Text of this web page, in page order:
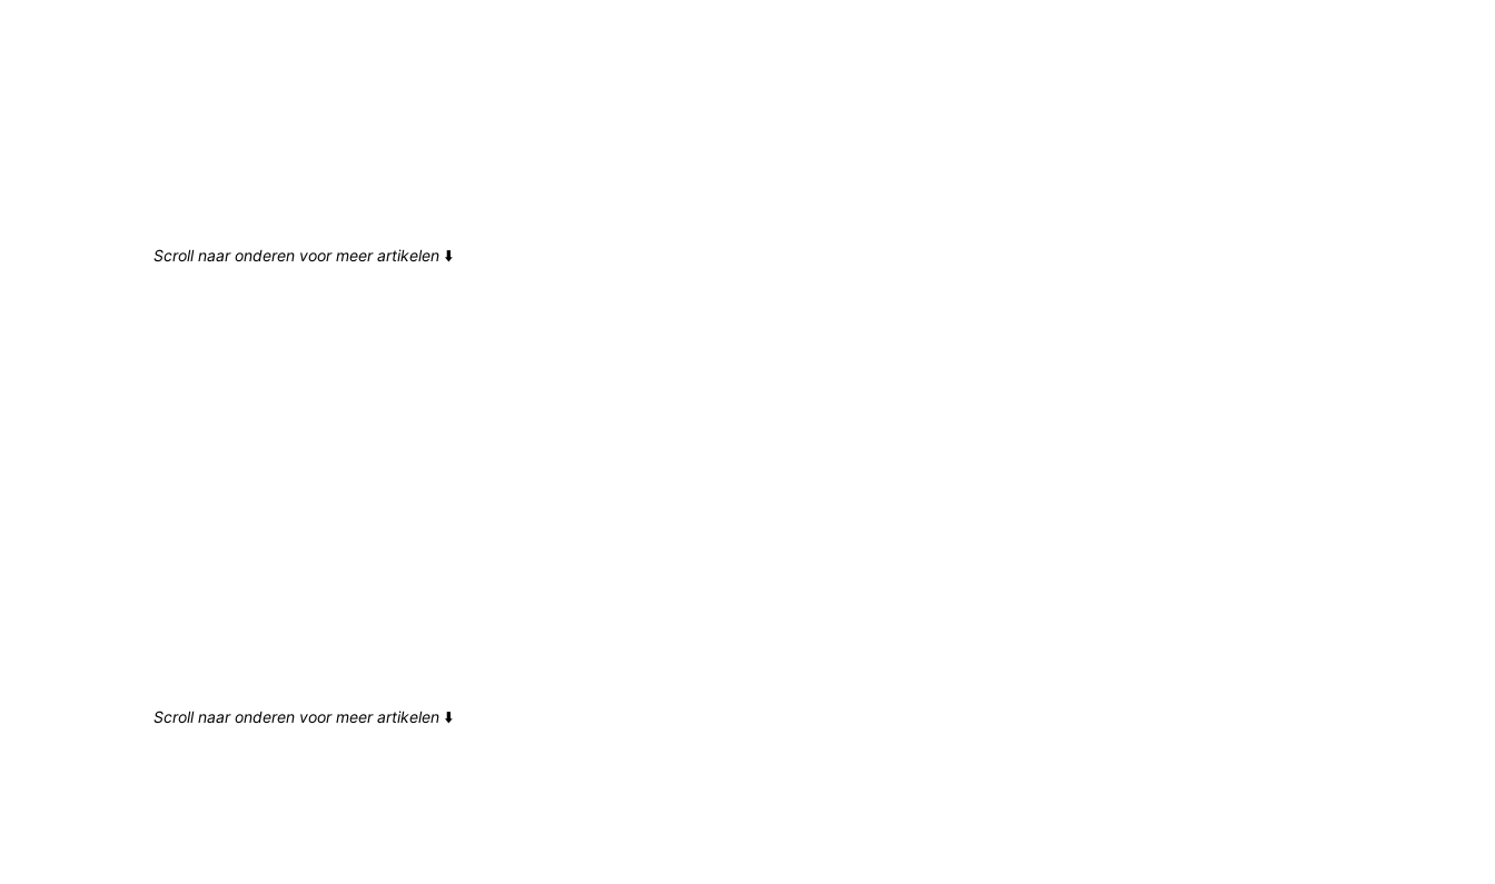
Scroll naar onderen voor meer artikelen ⬇️
Scroll naar onderen voor meer artikelen ⬇️